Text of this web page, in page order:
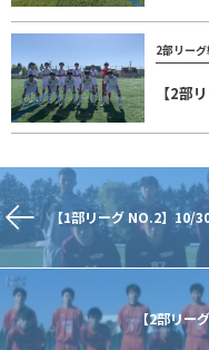
2部リー
【2部
【1部リーグ NO.2】10/
【2部リー